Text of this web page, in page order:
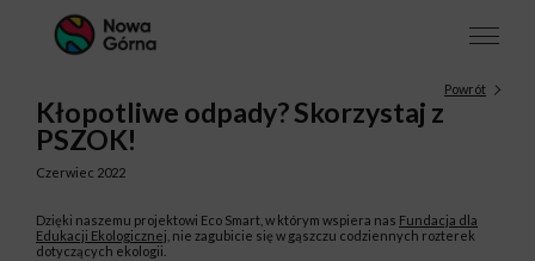
Powrót
Kłopotliwe odpady? Skorzystaj z
PSZOK!
Czerwiec 2022
Dzięki naszemu projektowi Eco Smart, w którym wspiera nas Fundacja dla
Edukacji Ekologicznej , nie zagubicie się w gąszczu codziennych rozterek
dotyczących ekologii.